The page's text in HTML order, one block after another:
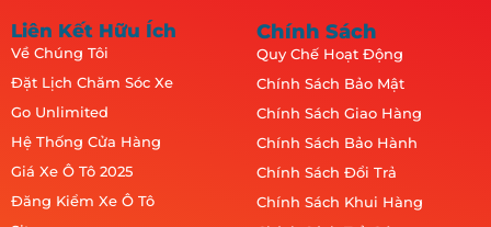
Liên Kết Hữu Ích
Về Chúng Tôi
Đặt Lịch Chăm Sóc Xe
Go Unlimited
Hệ Thống Cửa Hàng
Giá Xe Ô Tô 2025
Đăng Kiểm Xe Ô Tô
Chính Sách
Quy Chế Hoạt Động
Chính Sách Bảo Mật
Chính Sách Giao Hàng
Chính Sách Bảo Hành
Chính Sách Đổi Trả
Chính Sách Khui Hàng